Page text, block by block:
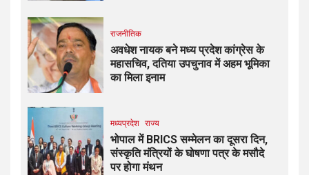
राजनीतिक
अवधेश नायक बने मध्य प्रदेश कांग्रेस के
महासचिव, दतिया उपचुनाव में अहम भूमिका
का मिला इनाम
मध्यप्रदेश राज्य
भोपाल में BRICS सम्मेलन का दूसरा दिन,
संस्कृति मंत्रियों के घोषणा पत्र के मसौदे
पर होगा मंथन